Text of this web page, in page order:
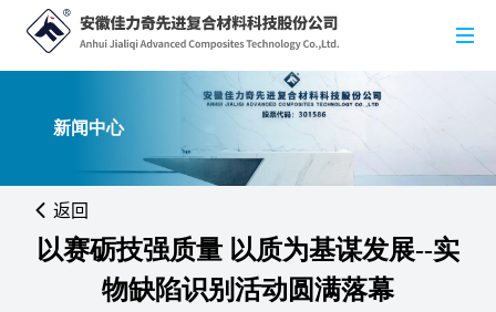
新闻中心
以赛砺技强质量 以质为基谋发展--实
物缺陷识别活动圆满落幕
返回